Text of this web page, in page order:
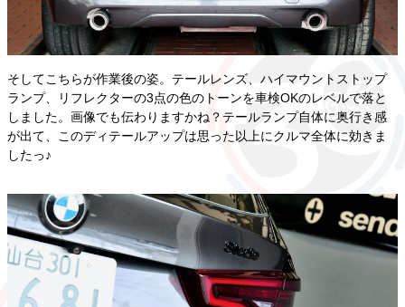
そしてこちらが作業後の姿。テールレンズ、ハイマウントストップ
ランプ、リフレクターの3点の色のトーンを車検OKのレベルで落と
しました。画像でも伝わりますかね？テールランプ自体に奥行き感
が出て、このディテールアップは思った以上にクルマ全体に効きま
したっ♪